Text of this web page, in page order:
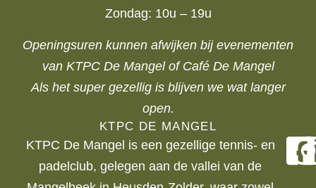
Zondag: 10u – 19u
Openingsuren kunnen afwijken bij evenementen
van KTPC De Mangel of Café De Mangel
Als het super gezellig is blijven we wat langer
open.
KTPC DE MANGEL
KTPC De Mangel is een gezellige tennis- en
padelclub, gelegen aan de vallei van de